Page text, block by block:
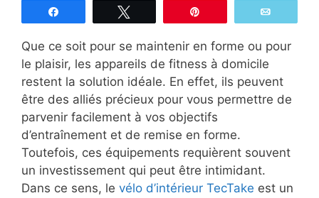
Que ce soit pour se maintenir en forme ou pour
le plaisir, les appareils de fitness à domicile
restent la solution idéale. En effet, ils peuvent
être des alliés précieux pour vous permettre de
parvenir facilement à vos objectifs
d’entraînement et de remise en forme.
Toutefois, ces équipements requièrent souvent
un investissement qui peut être intimidant.
Dans ce sens, le vélo d’intérieur TecTake est un